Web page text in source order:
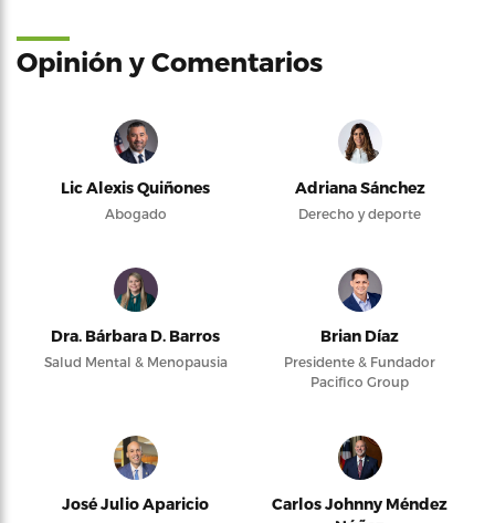
Opinión y Comentarios
Lic Alexis Quiñones
Abogado
Adriana Sánchez
Derecho y deporte
Dra. Bárbara D. Barros
Salud Mental & Menopausia
Brian Díaz
Presidente & Fundador
Pacifico Group
José Julio Aparicio
Carlos Johnny Méndez